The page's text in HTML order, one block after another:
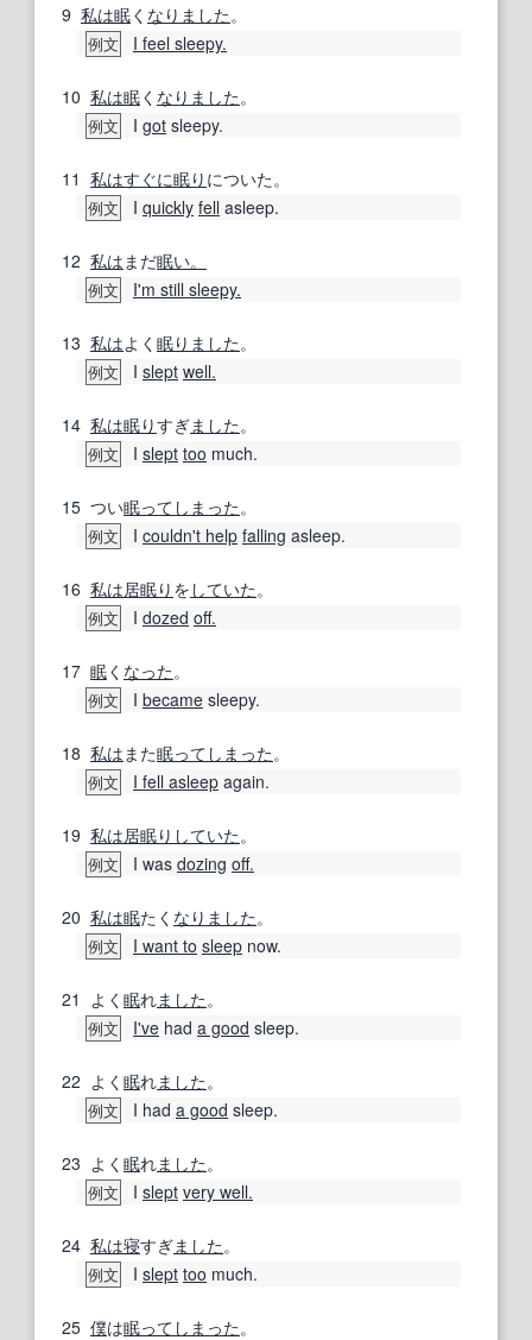
9 私は眠く なりました。
例文 I feel sleepy.
10 私は眠く なりました。
例文 I got sleepy.
11 私はすぐに眠り についた。
例文 I quickly fell asleep.
12 私は まだ眠い。
例文 I'm still sleepy.
13 私はよく 眠り ました。
例文 I slept well.
14 私は眠りすぎました。
例文 I slept too much.
15 つい眠って しまった。
例文 I couldn't help falling asleep.
16 私は居眠り を していた。
例文 I dozed off.
17 眠く なった。
例文 I became sleepy.
18 私は また眠って しまった。
例文 I fell asleep again.
19 私は居眠り していた。
例文 I was dozing off.
20 私は眠たく なりました。
例文 I want to sleep now.
21 よく 眠れました。
例文 I've had a good sleep.
22 よく 眠れました。
例文 I had a good sleep.
23 よく 眠れました。
例文 I slept very well.
24 私は寝すぎました。
例文 I slept too much.
25 僕は眠って しまった。